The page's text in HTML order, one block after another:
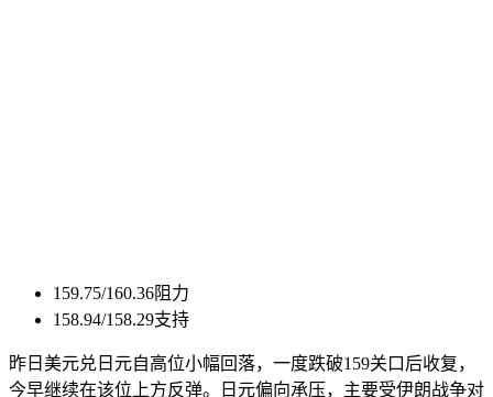
159.75/160.36阻力
158.94/158.29支持
昨日美元兑日元自高位小幅回落，一度跌破159关口后收复，
今早继续在该位上方反弹。日元偏向承压，主要受伊朗战争对